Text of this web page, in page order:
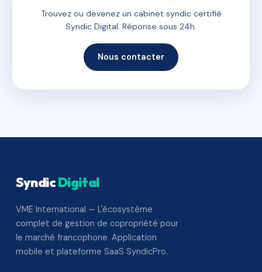
Trouvez ou devenez un cabinet syndic certifié
Syndic Digital. Réponse sous 24h.
Nous contacter
SyndicDigital
VME International — L'écosystème
complet de gestion de copropriété pour
le marché francophone. Application
mobile et plateforme SaaS SyndicPro.